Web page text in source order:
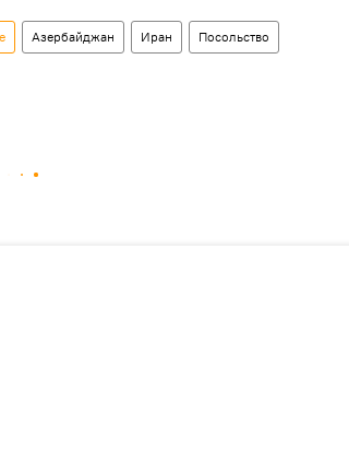
Азербайджан Иран Посольство